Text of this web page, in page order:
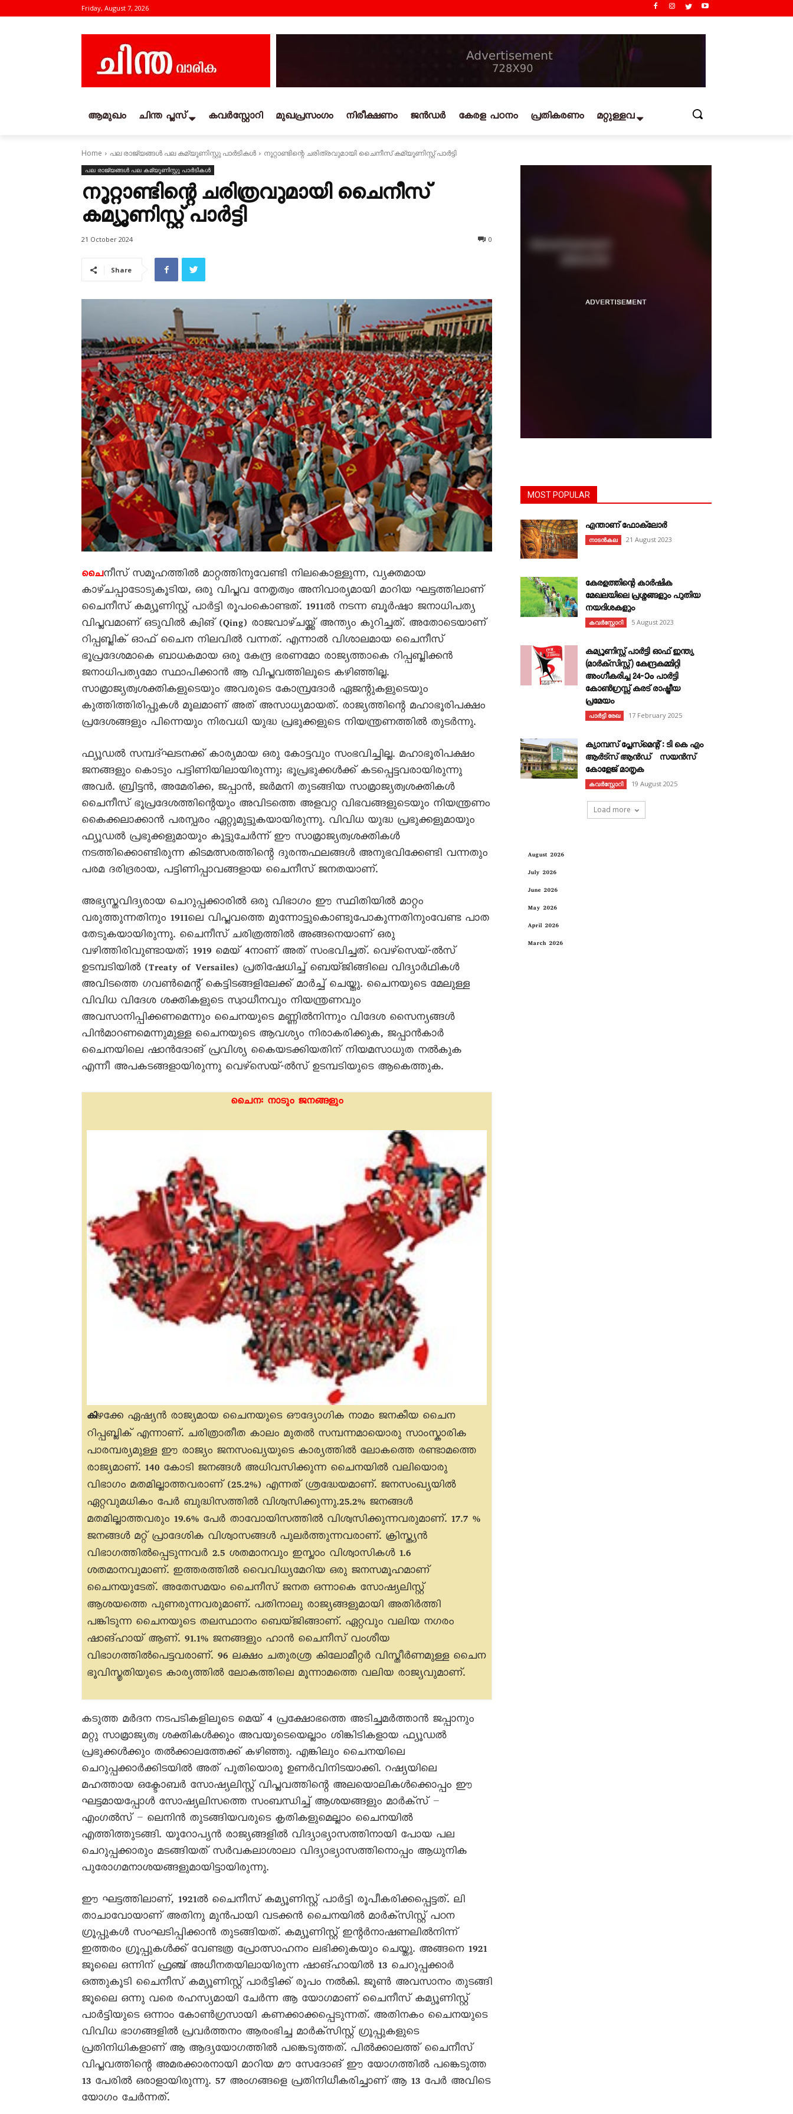
Friday, August 7, 2026
ആമുഖം ചിന്ത പ്ലസ് കവര്‍സ്റ്റോറി മുഖപ്രസംഗം നിരീക്ഷണം ജൻഡർ കേരള പഠനം പ്രതികരണം മറ്റുള്ളവ
Home പല രാജ്യങ്ങള്‍ പല കമ്യൂണിസ്റ്റു പാര്‍ടികള്‍ നൂറ്റാണ്ടിന്റെ ചരിത്രവുമായി ചെെനീസ് കമ്യൂണിസ്റ്റ് പാർട്ടി
പല രാജ്യങ്ങള്‍ പല കമ്യൂണിസ്റ്റു പാര്‍ടികള്‍
നൂറ്റാണ്ടിന്റെ ചരിത്രവുമായി ചെെനീസ്
കമ്യൂണിസ്റ്റ് പാർട്ടി
21 October 2024 0
Share
ചെെനീസ് സമൂഹത്തിൽ മാറ്റത്തിനുവേണ്ടി നിലകൊള്ളുന്ന, വ്യക്തമായ
കാഴ്ചപ്പാടോടുകൂടിയ, ഒരു വിപ്ലവ നേതൃത്വം അനിവാര്യമായി മാറിയ ഘട്ടത്തിലാണ്
ചെെനീസ് കമ്യൂണിസ്റ്റ് പാർട്ടി രൂപംകൊണ്ടത്. 1911ൽ നടന്ന ബൂർഷ്വാ ജനാധിപത്യ
വിപ്ലവമാണ് ഒടുവിൽ ക്വിങ് (Qing) രാജവാഴ്ചയ്ക്ക് അന്ത്യം കുറിച്ചത്. അതോടെയാണ്
റിപ്പബ്ലിക് ഓഫ് ചെെന നിലവിൽ വന്നത്. എന്നാൽ വിശാലമായ ചെെനീസ്
ഭൂപ്രദേശമാകെ ബാധകമായ ഒരു കേന്ദ്ര ഭരണമോ രാജ്യത്താകെ റിപ്പബ്ലിക്കൻ
ജനാധിപത്യമോ സ്ഥാപിക്കാൻ ആ വിപ്ലവത്തിലൂടെ കഴിഞ്ഞില്ല.
സാമ്രാജ്യത്വശക്തികളുടെയും അവരുടെ കോമ്പ്രദോർ ഏജന്റുകളുടെയും
കുത്തിത്തിരിപ്പുകൾ മൂലമാണ് അത് അസാധ്യമായത്. രാജ്യത്തിന്റെ മഹാഭൂരിപക്ഷം
പ്രദേശങ്ങളും പിന്നെയും നിരവധി യുദ്ധ പ്രഭുക്കളുടെ നിയന്ത്രണത്തിൽ തുടർന്നു.
ഫ്യൂഡൽ സമ്പദ്ഘടനക്ക് കാര്യമായ ഒരു കോട്ടവും സംഭവിച്ചില്ല. മഹാഭൂരിപക്ഷം
ജനങ്ങളും കൊടും പട്ടിണിയിലായിരുന്നു; ഭൂപ്രഭുക്കൾക്ക് കടപ്പെട്ടവരായിരുന്നു
അവർ. ബ്രിട്ടൻ, അമേരിക്ക, ജപ്പാൻ, ജർമനി തുടങ്ങിയ സാമ്രാജ്യത്വശക്തികൾ
ചെെനീസ് ഭൂപ്രദേശത്തിന്റെയും അവിടത്തെ അളവറ്റ വിഭവങ്ങളുടെയും നിയന്ത്രണം
കെെക്കലാക്കാൻ പരസ്പരം ഏറ്റുമുട്ടുകയായിരുന്നു. വിവിധ യുദ്ധ പ്രഭുക്കളുമായും
ഫ്യൂഡൽ പ്രഭുക്കളുമായും കൂട്ടുചേർന്ന് ഈ സാമ്രാജ്യത്വശക്തികൾ
നടത്തിക്കൊണ്ടിരുന്ന കിടമത്സരത്തിന്റെ ദുരന്തഫലങ്ങൾ അനുഭവിക്കേണ്ടി വന്നതും
പരമ ദരിദ്രരായ, പട്ടിണിപ്പാവങ്ങളായ ചെെനീസ് ജനതയാണ്.
അഭ്യസ്തവിദ്യരായ ചെറുപ്പക്കാരിൽ ഒരു വിഭാഗം ഈ സ്ഥിതിയിൽ മാറ്റം
വരുത്തുന്നതിനും 1911ലെ വിപ്ലവത്തെ മുന്നോട്ടുകൊണ്ടുപോകുന്നതിനുംവേണ്ട പാത
തേടുകയായിരുന്നു. ചെെനീസ് ചരിത്രത്തിൽ അങ്ങനെയാണ് ഒരു
വഴിത്തിരിവുണ്ടായത്; 1919 മെയ് 4നാണ് അത് സംഭവിച്ചത്. വെഴ്സെയ്-ൽസ്
ഉടമ്പടിയിൽ (Treaty of Versailes) പ്രതിഷേധിച്ച് ബെയ്ജിങ്ങിലെ വിദ്യാർഥികൾ
അവിടത്തെ ഗവൺമെന്റ് കെട്ടിടങ്ങളിലേക്ക് മാർച്ച് ചെയ്തു. ചെെനയുടെ മേലുള്ള
വിവിധ വിദേശ ശക്തികളുടെ സ്വാധീനവും നിയന്ത്രണവും
അവസാനിപ്പിക്കണമെന്നും ചെെനയുടെ മണ്ണിൽനിന്നും വിദേശ സെെന്യങ്ങൾ
പിൻമാറണമെന്നുമുള്ള ചെെനയുടെ ആവശ്യം നിരാകരിക്കുക, ജപ്പാൻകാർ
ചെെനയിലെ ഷാൻദോങ് പ്രവിശ്യ കെെയടക്കിയതിന് നിയമസാധുത നൽകുക
എന്നീ അപകടങ്ങളായിരുന്നു വെഴ്സെയ്-ൽസ് ഉടമ്പടിയുടെ ആകെത്തുക.
ചെെന: നാടും ജനങ്ങളും
കിഴക്കേ ഏഷ്യൻ രാജ്യമായ ചെെനയുടെ ഔദ്യോഗിക നാമം ജനകീയ ചെെന
റിപ്പബ്ലിക് എന്നാണ്. ചരിത്രാതീത കാലം മുതൽ സമ്പന്നമായൊരു സാംസ്കാരിക
പാരമ്പര്യമുള്ള ഈ രാജ്യം ജനസംഖ്യയുടെ കാര്യത്തിൽ ലോകത്തെ രണ്ടാമത്തെ
രാജ്യമാണ്. 140 കോടി ജനങ്ങൾ അധിവസിക്കുന്ന ചെെനയിൽ വലിയൊരു
വിഭാഗം മതമില്ലാത്തവരാണ് (25.2%) എന്നത് ശ്രദ്ധേയമാണ്. ജനസംഖ്യയിൽ
ഏറ്റവുമധികം പേർ ബുദ്ധിസത്തിൽ വിശ്വസിക്കുന്നു.25.2% ജനങ്ങൾ
മതമില്ലാത്തവരും 19.6% പേർ താവോയിസത്തിൽ വിശ്വസിക്കുന്നവരുമാണ്. 17.7 %
ജനങ്ങൾ മറ്റ് പ്രാദേശിക വിശ്വാസങ്ങൾ പുലർത്തുന്നവരാണ്. ക്രിസ്ത്യൻ
വിഭാഗത്തിൽപ്പെടുന്നവർ 2.5 ശതമാനവും ഇസ്ലാം വിശ്വാസികൾ 1.6
ശതമാനവുമാണ്. ഇത്തരത്തിൽ വെെവിധ്യമേറിയ ഒരു ജനസമൂഹമാണ്
ചെെനയുടേത്. അതേസമയം ചെെനീസ് ജനത ഒന്നാകെ സോഷ്യലിസ്റ്റ്
ആശയത്തെ പുണരുന്നവരുമാണ്. പതിനാലു രാജ്യങ്ങളുമായി അതിർത്തി
പങ്കിടുന്ന ചെെനയുടെ തലസ്ഥാനം ബെയ്ജിങ്ങാണ്. ഏറ്റവും വലിയ നഗരം
ഷാങ്ഹായ് ആണ്. 91.1% ജനങ്ങളും ഹാൻ ചെെനീസ് വംശീയ
വിഭാഗത്തിൽപെട്ടവരാണ്. 96 ലക്ഷം ചതുരശ്ര കിലോമീറ്റർ വിസ്തീർണമുള്ള ചെെന
ഭൂവിസ്തൃതിയുടെ കാര്യത്തിൽ ലോകത്തിലെ മൂന്നാമത്തെ വലിയ രാജ്യവുമാണ്.
കടുത്ത മർദന നടപടികളിലൂടെ മെയ് 4 പ്രക്ഷോഭത്തെ അടിച്ചമർത്താൻ ജപ്പാനും
മറ്റു സാമ്രാജ്യത്വ ശക്തികൾക്കും അവയുടെയെല്ലാം ശിങ്കിടികളായ ഫ്യൂഡൽ
പ്രഭുക്കൾക്കും തൽക്കാലത്തേക്ക് കഴിഞ്ഞു. എങ്കിലും ചെെനയിലെ
ചെറുപ്പക്കാർക്കിടയിൽ അത് പുതിയൊരു ഉണർവിനിടയാക്കി. റഷ്യയിലെ
മഹത്തായ ഒക്ടോബർ സോഷ്യലിസ്റ്റ് വിപ്ലവത്തിന്റെ അലയൊലികൾക്കൊപ്പം ഈ
ഘട്ടമായപ്പോൾ സോഷ്യലിസത്തെ സംബന്ധിച്ച് ആശയങ്ങളും മാർക്സ് –
എംഗൽസ് – ലെനിൻ തുടങ്ങിയവരുടെ കൃതികളുമെല്ലാം ചെെനയിൽ
എത്തിത്തുടങ്ങി. യൂറോപ്യൻ രാജ്യങ്ങളിൽ വിദ്യാഭ്യാസത്തിനായി പോയ പല
ചെറുപ്പക്കാരും മടങ്ങിയത് സർവകലാശാലാ വിദ്യാഭ്യാസത്തിനൊപ്പം ആധുനിക
പുരോഗമനാശയങ്ങളുമായിട്ടായിരുന്നു.
ഈ ഘട്ടത്തിലാണ്, 1921ൽ ചെെനീസ് കമ്യൂണിസ്റ്റ് പാർട്ടി രൂപീകരിക്കപ്പെട്ടത്. ലി
താചാവോയാണ് അതിനു മുൻപായി വടക്കൻ ചെെനയിൽ മാർക്സിസ്റ്റ് പഠന
ഗ്രൂപ്പുകൾ സംഘടിപ്പിക്കാൻ തുടങ്ങിയത്. കമ്യൂണിസ്റ്റ് ഇന്റർനാഷണലിൽനിന്ന്
ഇത്തരം ഗ്രൂപ്പുകൾക്ക് വേണ്ടത്ര പ്രോത്സാഹനം ലഭിക്കുകയും ചെയ്തു. അങ്ങനെ 1921
ജൂലെെ ഒന്നിന് ഫ്രഞ്ച് അധീനതയിലായിരുന്ന ഷാങ്ഹായിൽ 13 ചെറുപ്പക്കാർ
ഒത്തുകൂടി ചെെനീസ് കമ്യൂണിസ്റ്റ് പാർട്ടിക്ക് രൂപം നൽകി. ജൂൺ അവസാനം തുടങ്ങി
ജൂലെെ ഒന്നു വരെ രഹസ്യമായി ചേർന്ന ആ യോഗമാണ് ചെെനീസ് കമ്യൂണിസ്റ്റ്
പാർട്ടിയുടെ ഒന്നാം കോൺഗ്രസായി കണക്കാക്കപ്പെടുന്നത്. അതിനകം ചെെനയുടെ
വിവിധ ഭാഗങ്ങളിൽ പ്രവർത്തനം ആരംഭിച്ച മാർക്സിസ്റ്റ് ഗ്രൂപ്പുകളുടെ
പ്രതിനിധികളാണ് ആ ആദ്യയോഗത്തിൽ പങ്കെടുത്തത്. പിൽക്കാലത്ത് ചെെനീസ്
വിപ്ലവത്തിന്റെ അമരക്കാരനായി മാറിയ മൗ സേദോങ് ഈ യോഗത്തിൽ പങ്കെടുത്ത
13 പേരിൽ ഒരാളായിരുന്നു. 57 അംഗങ്ങളെ പ്രതിനിധീകരിച്ചാണ് ആ 13 പേർ അവിടെ
യോഗം ചേർന്നത്.
MOST POPULAR
എന്താണ്‌ ഫോക്‌ലോർ
നാടൻകല 21 August 2023
കേരളത്തിന്റെ കാർഷിക
മേഖലയിലെ പ്രശ്നങ്ങളും പുതിയ
നയദിശകളും
കവര്‍സ്റ്റോറി 5 August 2023
കമ്യൂണിസ്റ്റ് പാർട്ടി ഓഫ് ഇന്ത്യ
(മാർക്സിസ്റ്റ്) കേന്ദ്രകമ്മിറ്റി
അംഗീകരിച്ച 24‐ാം പാർട്ടി
കോൺഗ്രസ്സ് കരട് രാഷ്ട്രീയ
പ്രമേയം
പാർട്ടി രേഖ 17 February 2025
ക്യാമ്പസ് പ്ലേസ്മെന്റ് : ടി കെ എം
ആർട്സ് ആൻഡ് സയൻസ്
കോളേജ് മാതൃക
കവര്‍സ്റ്റോറി 19 August 2025
Load more
August 2026
July 2026
June 2026
May 2026
April 2026
March 2026